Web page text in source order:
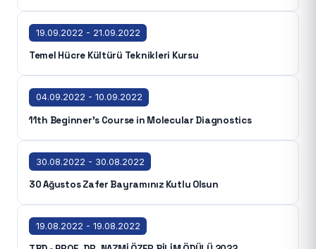
19.09.2022 - 21.09.2022
Temel Hücre Kültürü Teknikleri Kursu
04.09.2022 - 10.09.2022
11th Beginner’s Course in Molecular Diagnostics
30.08.2022 - 30.08.2022
30 Ağustos Zafer Bayramınız Kutlu Olsun
19.08.2022 - 19.08.2022